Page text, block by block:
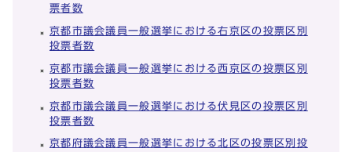
票者数
京都市議会議員一般選挙における右京区の投票区別
投票者数
京都市議会議員一般選挙における西京区の投票区別
投票者数
京都市議会議員一般選挙における伏見区の投票区別
投票者数
京都府議会議員一般選挙における北区の投票区別投